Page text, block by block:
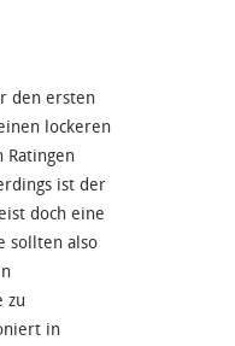
den ersten
lockeren
Ratingen
ist der
doch eine
sollten also
zu
in